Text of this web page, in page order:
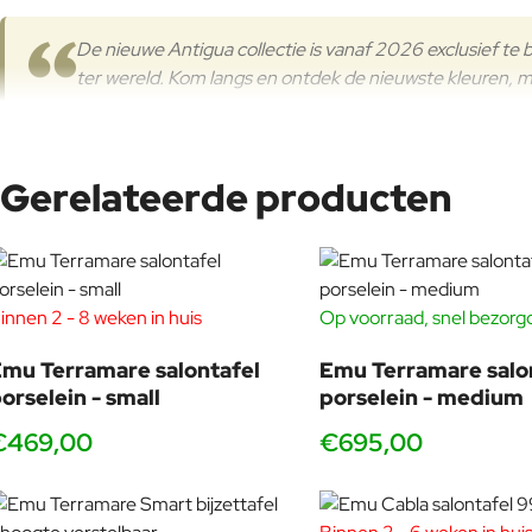
De nieuwe Antigua collectie is vanaf 2026 exclusief te
ter wereld. Kom langs en ontdek de nieuwste kleuren,
DeEmu Antigua 2-zits sofacombineert moderne Italiaanse
perfect voor kust-, zwembad- of horecalocaties.
Dankzij de royale zithoogte, de ontspannen hellingshoek en de
meerdere moderne kleurstellingen en past daarmee binnen
Combineer deze loungebank moeiteloos met deEmu Antigua
loungeomgeving die zowel comfortabel als visueel sterk is.
Gerelateerde producten
2 - 8 weken in huis
Terramare salontafel
- small
Op voorraad, snel
Emu Terramare
porselein - medium
€695,00